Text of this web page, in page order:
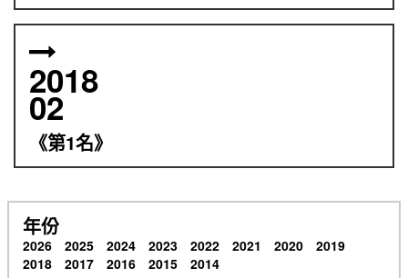
2018
02
《第1名》
年份
2026 2025 2024 2023 2022 2021 2020
2019
2018
2017 2016 2015 2014